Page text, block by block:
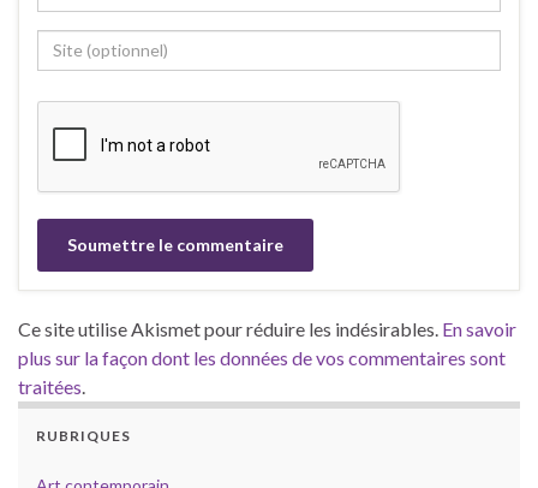
Ce site utilise Akismet pour réduire les indésirables. En savoir
plus sur la façon dont les données de vos commentaires sont
traitées
RUBRIQUES